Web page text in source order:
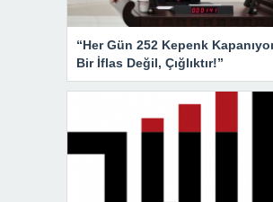
“Her Gün 252 Kepenk
Bir İflas Değil, Çığlıktır!”